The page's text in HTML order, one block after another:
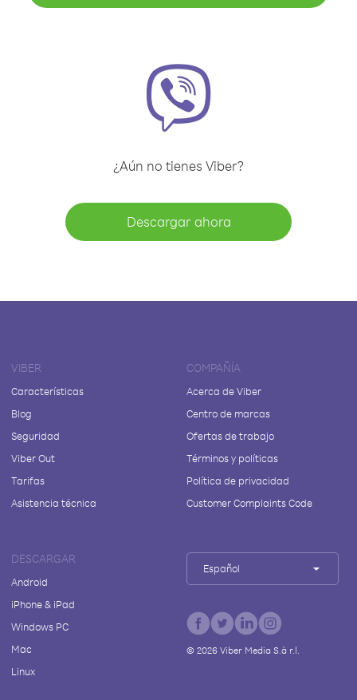
¿Aún no tienes Viber?
Descargar ahora
VIBER
Características
Blog
Seguridad
Viber Out
Tarifas
Asistencia técnica
COMPAÑÍA
Acerca de Viber
Centro de marcas
Ofertas de trabajo
Términos y políticas
Política de privacidad
Customer Complaints Code
DESCARGAR
Android
iPhone & iPad
Windows PC
Mac
Linux
Español
© 2026Viber Media S.à r.l.